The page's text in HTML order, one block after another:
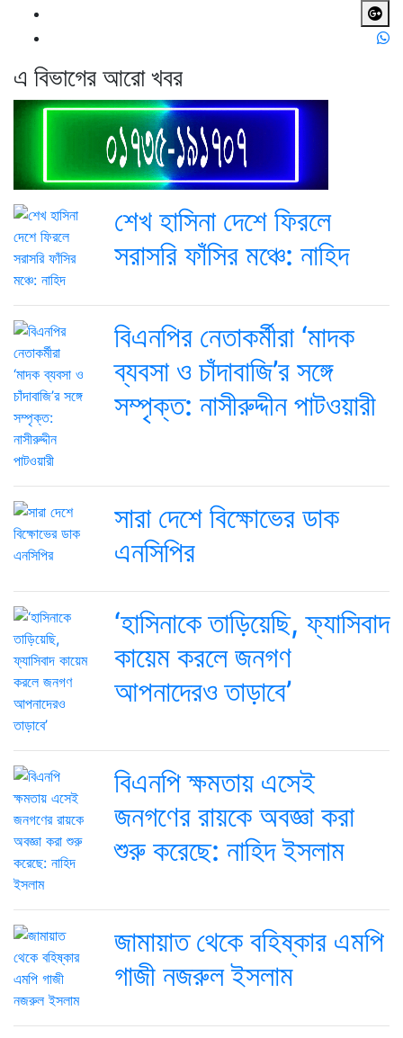
এ বিভাগের আরো খবর
শেখ হাসিনা দেশে ফিরলে
সরাসরি ফাঁসির মঞ্চে: নাহিদ
বিএনপির নেতাকর্মীরা ‘মাদক
ব্যবসা ও চাঁদাবাজি’র সঙ্গে
সম্পৃক্ত: নাসীরুদ্দীন পাটওয়ারী
সারা দেশে বিক্ষোভের ডাক
এনসিপির
‘হাসিনাকে তাড়িয়েছি, ফ্যাসিবাদ
কায়েম করলে জনগণ
আপনাদেরও তাড়াবে’
বিএনপি ক্ষমতায় এসেই
জনগণের রায়কে অবজ্ঞা করা
শুরু করেছে: নাহিদ ইসলাম
জামায়াত থেকে বহিষ্কার এমপি
গাজী নজরুল ইসলাম